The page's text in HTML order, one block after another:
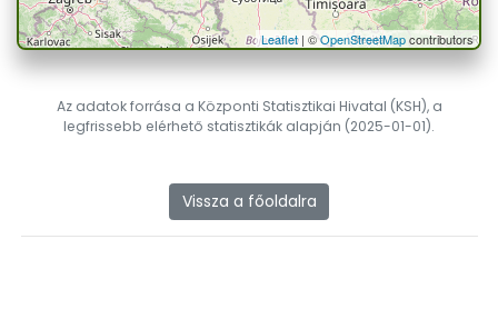
Leaflet| ©OpenStreetMapcontributors
Az adatok forrása a Központi Statisztikai Hivatal (KSH), a
legfrissebb elérhető statisztikák alapján (2025-01-01).
Vissza a főoldalra